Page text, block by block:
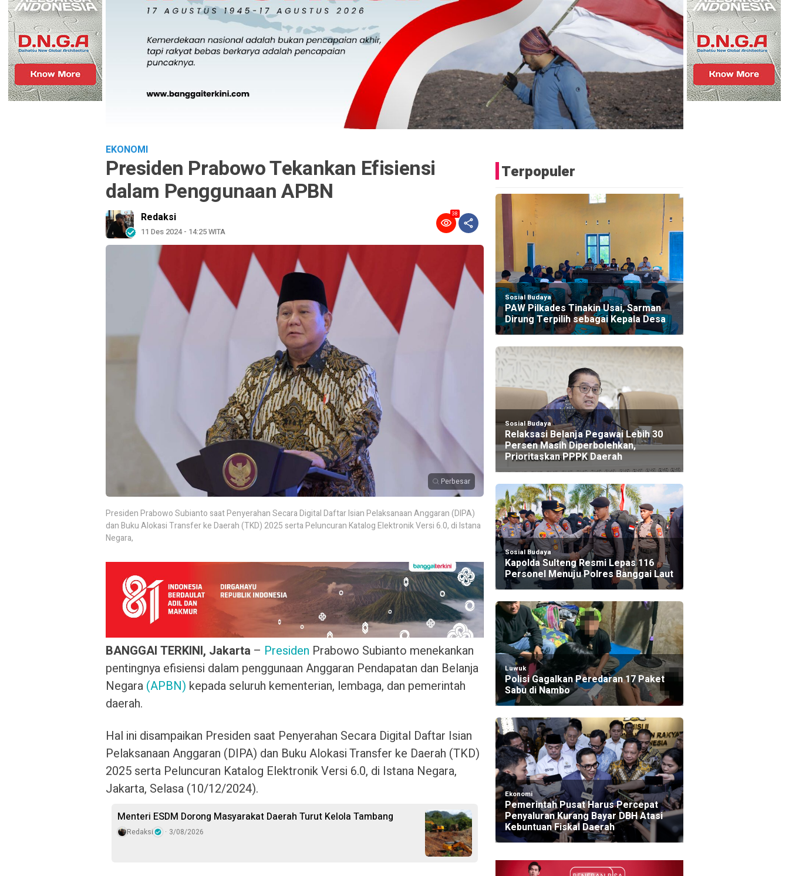
EKONOMI
Presiden Prabowo Tekankan Efisiensi
dalam Penggunaan APBN
Redaksi
11 Des 2024 - 14:25 WITA
38
Perbesar
Presiden Prabowo Subianto saat Penyerahan Secara Digital Daftar Isian Pelaksanaan Anggaran (DIPA)
dan Buku Alokasi Transfer ke Daerah (TKD) 2025 serta Peluncuran Katalog Elektronik Versi 6.0, di Istana
Negara,
BANGGAI TERKINI, Jakarta – Presiden Prabowo Subianto menekankan
pentingnya efisiensi dalam penggunaan Anggaran Pendapatan dan Belanja
Negara (APBN) kepada seluruh kementerian, lembaga, dan pemerintah
daerah.
Hal ini disampaikan Presiden saat Penyerahan Secara Digital Daftar Isian
Pelaksanaan Anggaran (DIPA) dan Buku Alokasi Transfer ke Daerah (TKD)
2025 serta Peluncuran Katalog Elektronik Versi 6.0, di Istana Negara,
Jakarta, Selasa (10/12/2024).
Menteri ESDM Dorong Masyarakat Daerah Turut Kelola Tambang
Redaksi 3/08/2026
Terpopuler
Sosial Budaya
PAW Pilkades Tinakin Usai, Sarman
Dirung Terpilih sebagai Kepala Desa
Sosial Budaya
Relaksasi Belanja Pegawai Lebih 30
Persen Masih Diperbolehkan,
Prioritaskan PPPK Daerah
Sosial Budaya
Kapolda Sulteng Resmi Lepas 116
Personel Menuju Polres Banggai Laut
Luwuk
Polisi Gagalkan Peredaran 17 Paket
Sabu di Nambo
Ekonomi
Pemerintah Pusat Harus Percepat
Penyaluran Kurang Bayar DBH Atasi
Kebuntuan Fiskal Daerah